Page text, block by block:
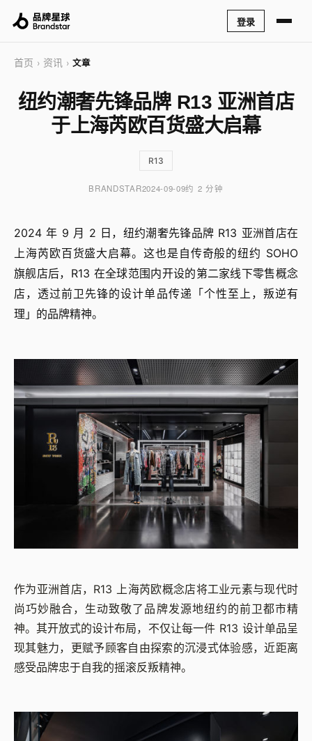
登录
首页 › 资讯 › 文章
纽约潮奢先锋品牌 R13 亚洲首店
于上海芮欧百货盛大启幕
R13
BRANDSTAR2024-09-09约 2 分钟
2024 年 9 月 2 日，纽约潮奢先锋品牌 R13 亚洲首店在
上海芮欧百货盛大启幕。这也是自传奇般的纽约 SOHO
旗舰店后，R13 在全球范围内开设的第二家线下零售概念
店，透过前卫先锋的设计单品传递「个性至上，叛逆有
理」的品牌精神。
作为亚洲首店，R13 上海芮欧概念店将工业元素与现代时
尚巧妙融合，生动致敬了品牌发源地纽约的前卫都市精
神。其开放式的设计布局，不仅让每一件 R13 设计单品呈
现其魅力，更赋予顾客自由探索的沉浸式体验感，近距离
感受品牌忠于自我的摇滚反叛精神。